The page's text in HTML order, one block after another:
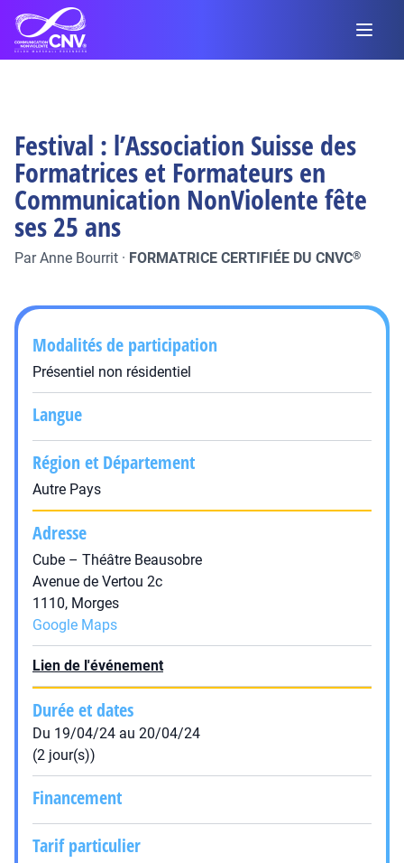
Festival : l’Association Suisse des
Formatrices et Formateurs en
Communication NonViolente fête
ses 25 ans
ParAnne Bourrit · FORMATRICE CERTIFIÉE DU CNVC®
Modalités de participation
Présentiel non résidentiel
Langue
Région et Département
Autre Pays
Adresse
Cube – Théâtre Beausobre
Avenue de Vertou 2c
1110, Morges
Google Maps
Lien de l'événement
Durée et dates
Du 19/04/24 au 20/04/24
(2 jour(s))
Financement
Tarif particulier